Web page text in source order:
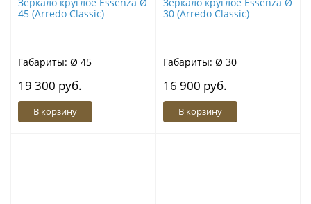
45 (Arredo Classic)
Габариты: Ø 45
19 300 руб.
В корзину
30 (Arredo Classic)
Габариты: Ø 30
16 900 руб.
В корзину